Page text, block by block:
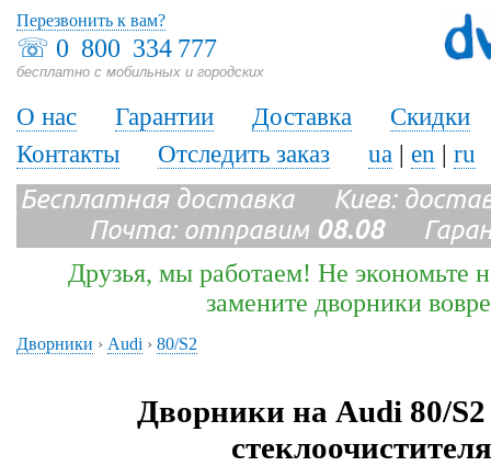
☏ 0 800 334 777
бесплатно с мобильных и городских
Перезвонить к вам?
О нас Гарантии Доставка
Скидки
Контакты
Отследить заказ ua | en | ru
Бесплатная доставка Киев:
Почта: отправим 08.08
Друзья, мы работаем! Не экономьте
замените дворники
Дворники › Audi › 80/S2
Дворники на Audi 80/